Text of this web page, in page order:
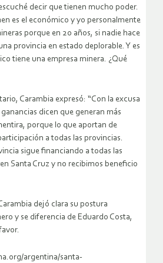
decir que tienen mucho poder.
es el económico y yo personalmente
porque en 20 años, si nadie hace
provincia en estado deplorable. Y es
tiene una empresa minera. ¿Qué
Carambia expresó: “Con la excusa
dicen que generan más
porque lo que aportan de
a todas las provincias.
sigue financiando a todas las
Santa Cruz y no recibimos beneficio
dejó clara su postura
y se diferencia de Eduardo Costa,
argentina/santa-